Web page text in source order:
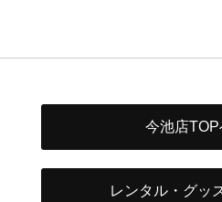
今池店TOP
レンタル・グッ